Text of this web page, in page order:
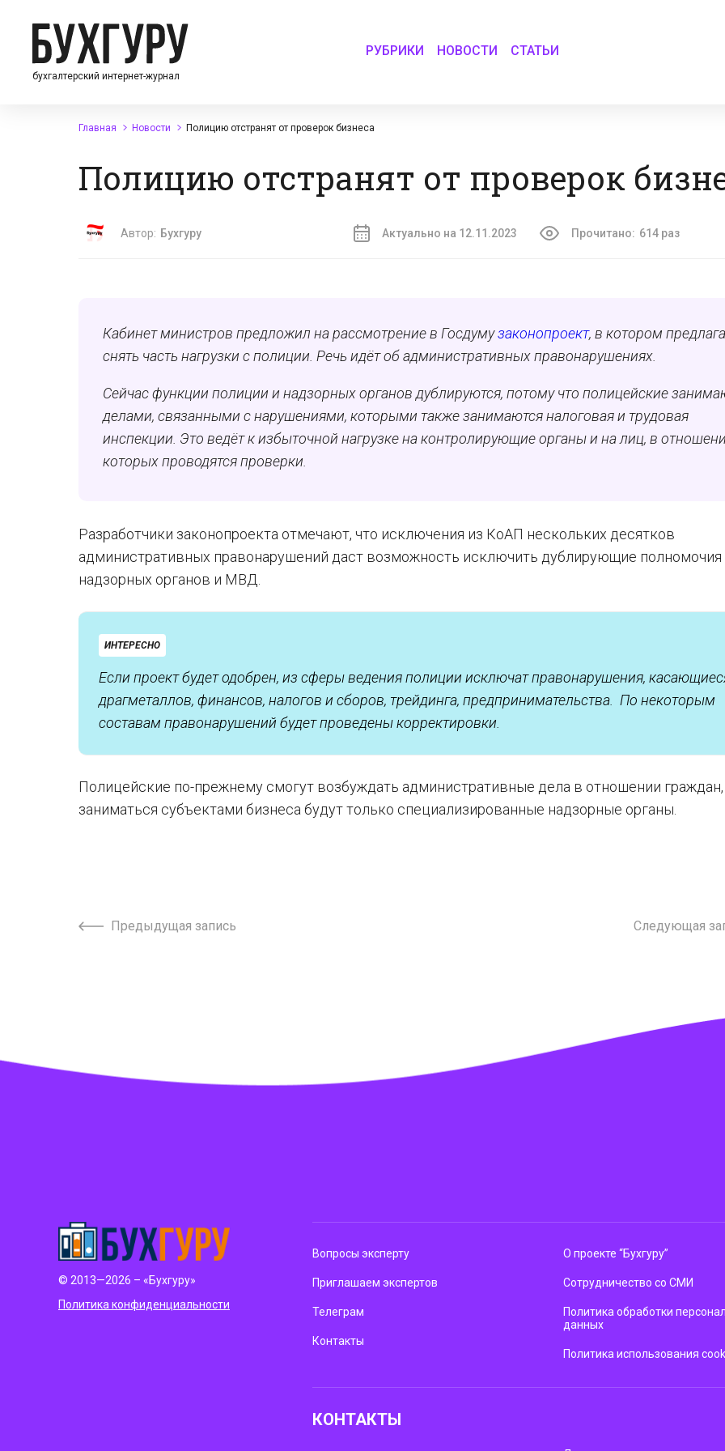
бухгалтерский интернет-журнал
РУБРИКИ НОВОСТИ СТАТЬИ
Главная Новости Полицию отстранят от проверок бизнеса
Полицию отстранят от проверок
Автор: Бухгуру Актуально на 12.11.2023 Прочитано: 614 раз
Кабинет министров предложил на рассмотрение в Госдумузаконопроект, в котором
снять часть нагрузки с полиции. Речь идёт об административных правонарушениях.
Сейчас функции полиции и надзорных органов дублируются, потому что полицейские
делами, связанными с нарушениями, которыми также занимаются налоговая и трудовая
инспекции. Это ведёт к избыточной нагрузке на контролирующие органы и на лиц, в
которых проводятся проверки.
Разработчики законопроекта отмечают, что исключения из КоАП нескольких десятков
административных правонарушений даст возможность исключить дублирующие полномочия
надзорных органов и МВД.
ИНТЕРЕСНО
Если проект будет одобрен, из сферы ведения полиции исключат правонарушения,
драгметаллов, финансов, налогов и сборов, трейдинга, предпринимательства. По некоторым
составам правонарушений будет проведены корректировки.
Полицейские по-прежнему смогут возбуждать административные дела в отношении граждан,
заниматься субъектами бизнеса будут только специализированные надзорные органы.
Предыдущая запись Следующая
© 2013—2026 – «Бухгуру»
Политика конфиденциальности
Вопросы эксперту
Приглашаем экспертов
Телеграм
Контакты
О проекте “Бухгуру”
Сотрудничество со СМИ
Политика обработки
данных
Политика использования
КОНТАКТЫ